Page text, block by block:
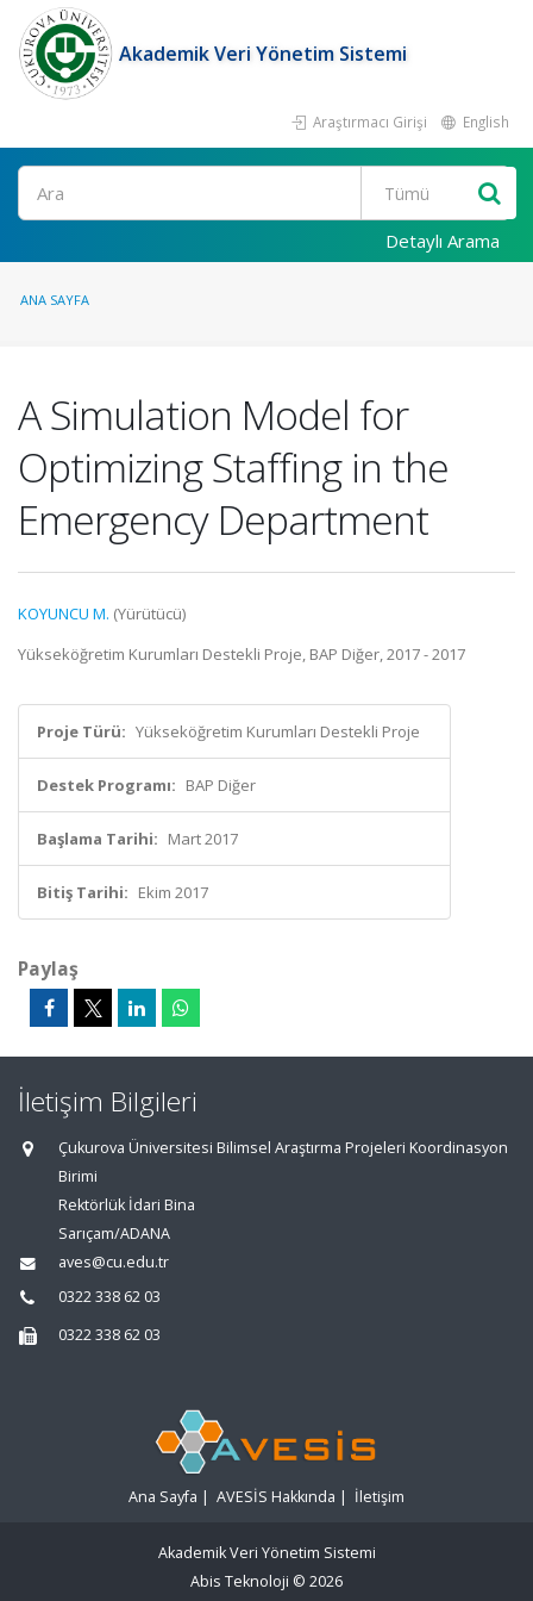
Akademik Veri Yönetim Sistemi
Araştırmacı Girişi English
Ara
Detaylı Arama
ANA SAYFA
A Simulation Model for
Optimizing Staffing in the
Emergency Department
KOYUNCU M. (Yürütücü)
Yükseköğretim Kurumları Destekli Proje, BAP Diğer, 2017 - 2017
Proje Türü: Yükseköğretim Kurumları Destekli Proje
Destek Programı: BAP Diğer
Başlama Tarihi: Mart 2017
Bitiş Tarihi: Ekim 2017
Paylaş
İletişim Bilgileri
Çukurova Üniversitesi Bilimsel Araştırma Projeleri Koordinasyon
Birimi
Rektörlük İdari Bina
Sarıçam/ADANA
aves@cu.edu.tr
0322 338 62 03
0322 338 62 03
Ana Sayfa | AVESİS Hakkında | İletişim
Akademik Veri Yönetim Sistemi
Abis Teknoloji © 2026